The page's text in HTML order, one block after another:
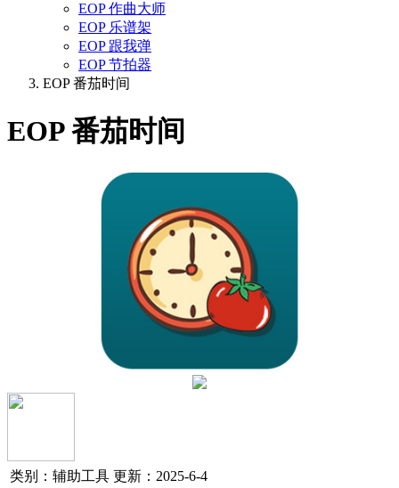
EOP 作曲大师
EOP 乐谱架
EOP 跟我弹
EOP 节拍器
EOP 番茄时间
EOP 番茄时间
类别：辅助工具 更新：2025-6-4